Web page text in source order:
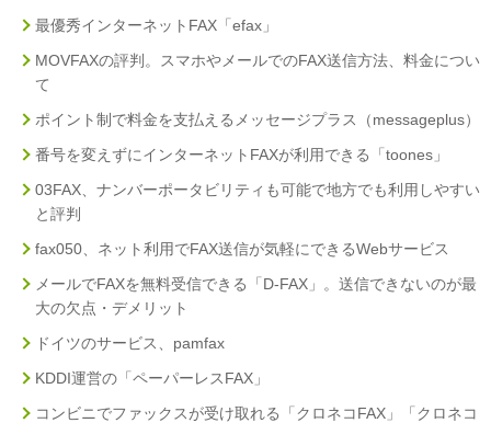
最優秀インターネットFAX「efax」
MOVFAXの評判。スマホやメールでのFAX送信方法、料金につい
て
ポイント制で料金を支払えるメッセージプラス（messageplus）
番号を変えずにインターネットFAXが利用できる「toones」
03FAX、ナンバーポータビリティも可能で地方でも利用しやすい
と評判
fax050、ネット利用でFAX送信が気軽にできるWebサービス
メールでFAXを無料受信できる「D-FAX」。送信できないのが最
大の欠点・デメリット
ドイツのサービス、pamfax
KDDI運営の「ペーパーレスFAX」
コンビニでファックスが受け取れる「クロネコFAX」「クロネコ